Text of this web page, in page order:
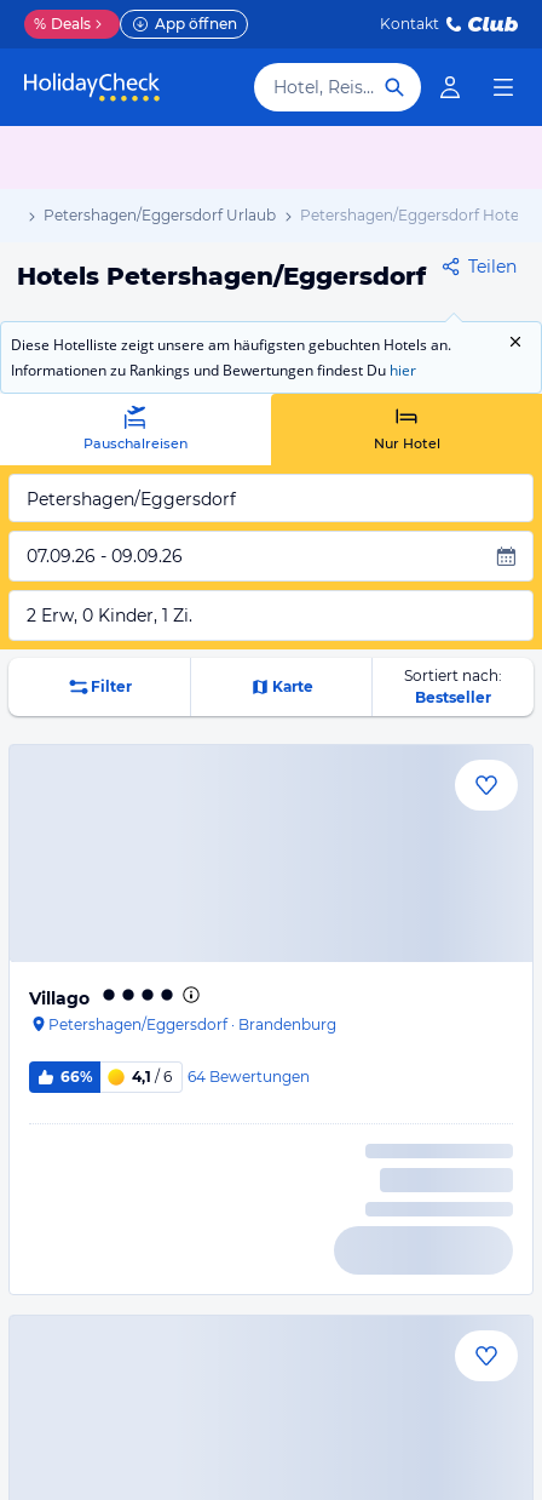
% Deals App öffnen Kontakt
Hotel, Reiseziel
Petershagen/Eggersdorf Urlaub Petershagen/Eggersdorf Hotels
Hotels Petershagen/Eggersdorf Teilen
Diese Hotelliste zeigt unsere am häufigsten gebuchten Hotels an.
Informationen zu Rankings und Bewertungen findest Du hier
Pauschalreisen Nur Hotel
Petershagen/Eggersdorf
07.09.26 - 09.09.26
2 Erw, 0 Kinder, 1 Zi.
Filter Karte
Sortiert nach:
Bestseller
Villago
Petershagen/Eggersdorf· Brandenburg
66% 4,1 / 6 64 Bewertungen